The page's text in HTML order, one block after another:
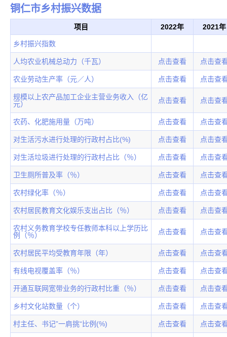
铜仁市乡村振兴数据
项目 2022年 2021年
乡村振兴指数
人均农业机械总动力（千瓦） 点击查看 点击查
农业劳动生产率（元／人） 点击查看 点击查
规模以上农产品加工企业主营业务收入（亿
元）
点击查看 点击查
农药、化肥施用量（万吨） 点击查看 点击查
对生活污水进行处理的行政村占比(%) 点击查看 点击查
对生活垃圾进行处理的行政村占比（％） 点击查看 点击查
卫生厕所普及率（％） 点击查看 点击查
农村绿化率（％） 点击查看 点击查
农村居民教育文化娱乐支出占比（％） 点击查看 点击查
农村义务教育学校专任教师本科以上学历比
例（％）
点击查看 点击查
农村居民平均受教育年限（年） 点击查看 点击查
有线电视覆盖率（％） 点击查看 点击查
开通互联网宽带业务的行政村比重（％） 点击查看 点击查
乡村文化站数量（个） 点击查看 点击查
村主任、书记”一肩挑“比例(%) 点击查看 点击查